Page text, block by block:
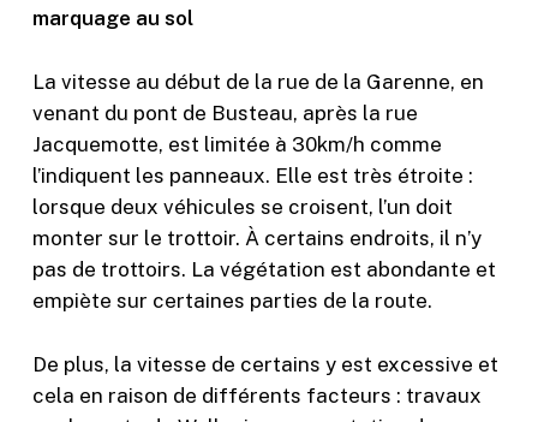
marquage au sol
La vitesse au début de la rue de la Garenne, en
venant du pont de Busteau, après la rue
Jacquemotte, est limitée à 30km/h comme
l’indiquent les panneaux. Elle est très étroite :
lorsque deux véhicules se croisent, l’un doit
monter sur le trottoir. À certains endroits, il n’y
pas de trottoirs. La végétation est abondante et
empiète sur certaines parties de la route.
De plus, la vitesse de certains y est excessive et
cela en raison de différents facteurs : travaux